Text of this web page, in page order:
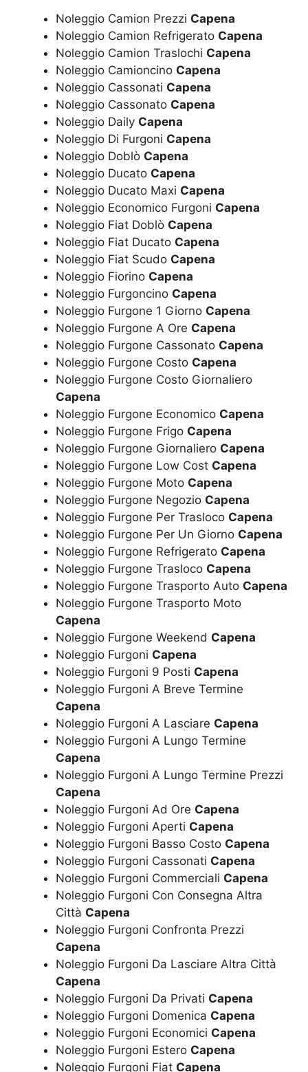
Noleggio Camion Prezzi Capena
Noleggio Camion Refrigerato Capena
Noleggio Camion Traslochi Capena
Noleggio Camioncino Capena
Noleggio Cassonati Capena
Noleggio Cassonato Capena
Noleggio Daily Capena
Noleggio Di Furgoni Capena
Noleggio Doblò Capena
Noleggio Ducato Capena
Noleggio Ducato Maxi Capena
Noleggio Economico Furgoni Capena
Noleggio Fiat Doblò Capena
Noleggio Fiat Ducato Capena
Noleggio Fiat Scudo Capena
Noleggio Fiorino Capena
Noleggio Furgoncino Capena
Noleggio Furgone 1 Giorno Capena
Noleggio Furgone A Ore Capena
Noleggio Furgone Cassonato Capena
Noleggio Furgone Costo Capena
Noleggio Furgone Costo Giornaliero
Capena
Noleggio Furgone Economico Capena
Noleggio Furgone Frigo Capena
Noleggio Furgone Giornaliero Capena
Noleggio Furgone Low Cost Capena
Noleggio Furgone Moto Capena
Noleggio Furgone Negozio Capena
Noleggio Furgone Per Trasloco Capena
Noleggio Furgone Per Un Giorno Capena
Noleggio Furgone Refrigerato Capena
Noleggio Furgone Trasloco Capena
Noleggio Furgone Trasporto Auto Capena
Noleggio Furgone Trasporto Moto
Capena
Noleggio Furgone Weekend Capena
Noleggio Furgoni Capena
Noleggio Furgoni 9 Posti Capena
Noleggio Furgoni A Breve Termine
Capena
Noleggio Furgoni A Lasciare Capena
Noleggio Furgoni A Lungo Termine
Capena
Noleggio Furgoni A Lungo Termine Prezzi
Capena
Noleggio Furgoni Ad Ore Capena
Noleggio Furgoni Aperti Capena
Noleggio Furgoni Basso Costo Capena
Noleggio Furgoni Cassonati Capena
Noleggio Furgoni Commerciali Capena
Noleggio Furgoni Con Consegna Altra
Città Capena
Noleggio Furgoni Confronta Prezzi
Capena
Noleggio Furgoni Da Lasciare Altra Città
Capena
Noleggio Furgoni Da Privati Capena
Noleggio Furgoni Domenica Capena
Noleggio Furgoni Economici Capena
Noleggio Furgoni Estero Capena
Noleggio Furgoni Fiat Capena